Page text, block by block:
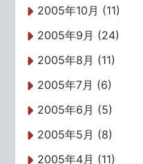
2005年10月 (11)
2005年9月 (24)
2005年8月 (11)
2005年7月 (6)
2005年6月 (5)
2005年5月 (8)
2005年4月 (11)